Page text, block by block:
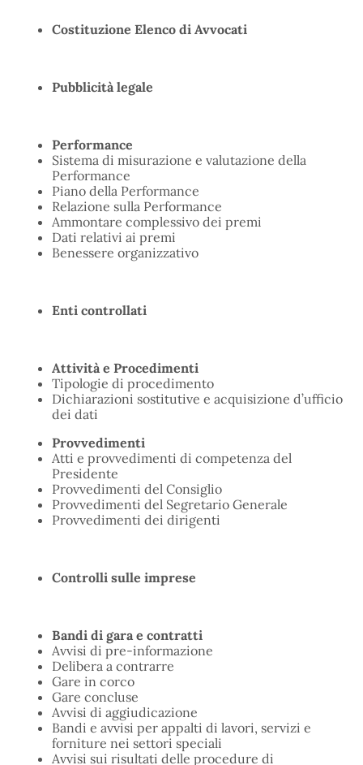
Costituzione Elenco di Avvocati
Pubblicità legale
Performance
Sistema di misurazione e valutazione della
Performance
Piano della Performance
Relazione sulla Performance
Ammontare complessivo dei premi
Dati relativi ai premi
Benessere organizzativo
Enti controllati
Attività e Procedimenti
Tipologie di procedimento
Dichiarazioni sostitutive e acquisizione d’ufficio
dei dati
Provvedimenti
Atti e provvedimenti di competenza del
Presidente
Provvedimenti del Consiglio
Provvedimenti del Segretario Generale
Provvedimenti dei dirigenti
Controlli sulle imprese
Bandi di gara e contratti
Avvisi di pre-informazione
Delibera a contrarre
Gare in corco
Gare concluse
Avvisi di aggiudicazione
Bandi e avvisi per appalti di lavori, servizi e
forniture nei settori speciali
Avvisi sui risultati delle procedure di